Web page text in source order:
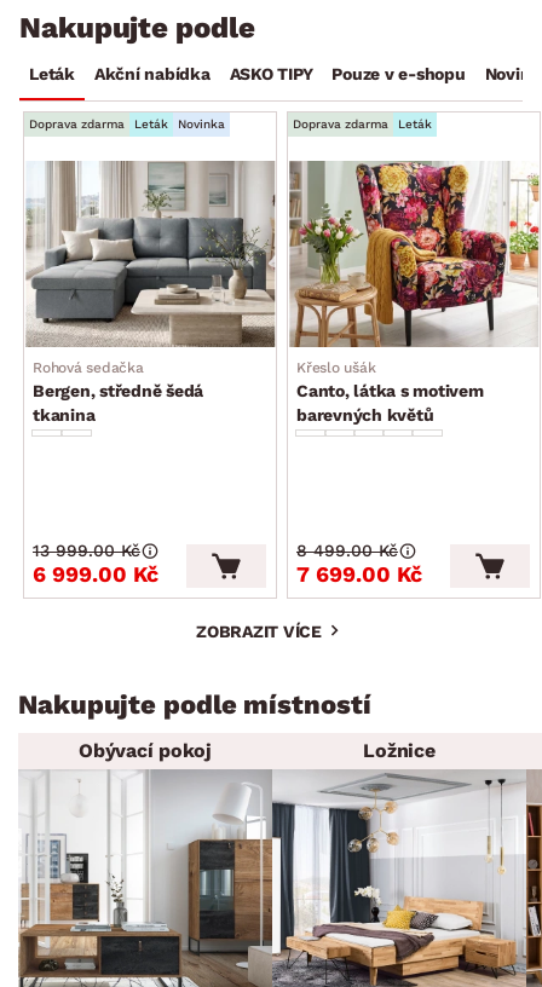
Nakupujte podle
Leták Akční nabídka ASKO TIPY Pouze v e-shopu
Doprava zdarma Leták Novinka
Rohová sedačka
Bergen, středně šedá
tkanina
6 999.00 Kč
13 999.00 Kč
Doprava zdarma Leták
Křeslo ušák
Canto, látka s motivem
barevných květů
7 699.00 Kč
8 499.00 Kč
ZOBRAZIT VÍCE
Nakupujte podle místností
Obývací pokoj Ložnice